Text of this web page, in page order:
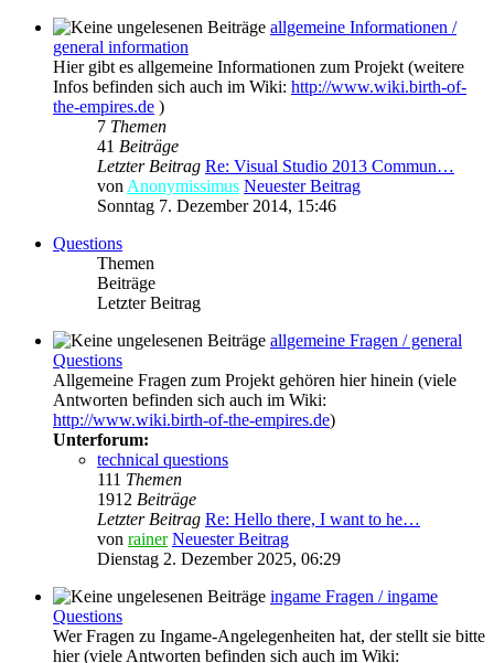
allgemeine Informationen /
general information
Hier gibt es allgemeine Informationen zum Projekt (weitere
Infos befinden sich auch im Wiki: http://www.wiki.birth-of-
the-empires.de )
7 Themen
41 Beiträge
Letzter Beitrag Re: Visual Studio 2013 Commun…
von Anonymissimus Neuester Beitrag
Sonntag 7. Dezember 2014, 15:46
Questions
Themen
Beiträge
Letzter Beitrag
allgemeine Fragen / general
Questions
Allgemeine Fragen zum Projekt gehören hier hinein (viele
Antworten befinden sich auch im Wiki:
http://www.wiki.birth-of-the-empires.de)
Unterforum:
technical questions
111 Themen
1912 Beiträge
Letzter Beitrag Re: Hello there, I want to he…
von rainer Neuester Beitrag
Dienstag 2. Dezember 2025, 06:29
ingame Fragen / ingame
Questions
Wer Fragen zu Ingame-Angelegenheiten hat, der stellt sie bitte
hier (viele Antworten befinden sich auch im Wiki: